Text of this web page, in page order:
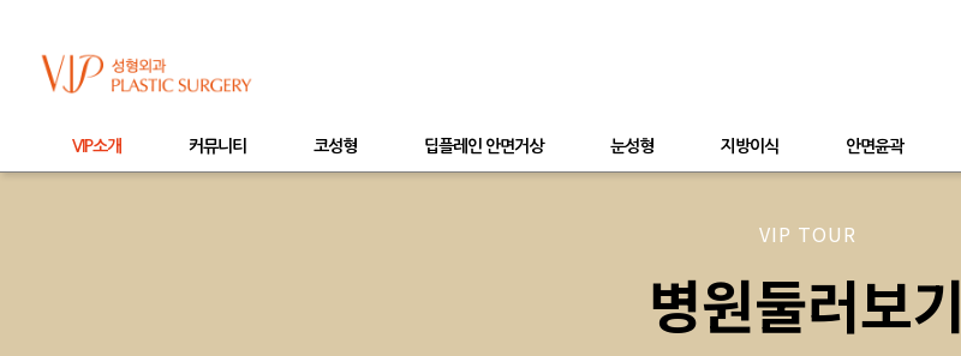
VIP소개 커뮤니티 코성형 딥플레인 안면거상 눈성형 지방이식 안면윤곽
VIP TOUR
병원둘러보기